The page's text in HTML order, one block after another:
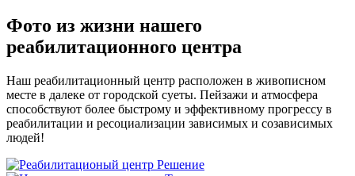
Фото из жизни нашего
реабилитационного центра
Наш реабилитационный центр расположен в живописном
месте в далеке от городской суеты. Пейзажи и атмосфера
способствуют более быстрому и эффективному прогрессу в
реабилитации и ресоциализации зависимых и созависимых
людей!